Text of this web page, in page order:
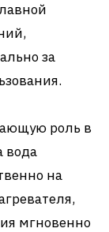
за
роль в
вода
на
мгновенно